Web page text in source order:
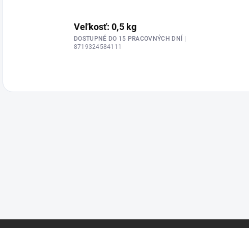
Veľkosť: 0,5 kg
DOSTUPNÉ DO 15 PRACOVNÝCH DNÍ |
8719324584111